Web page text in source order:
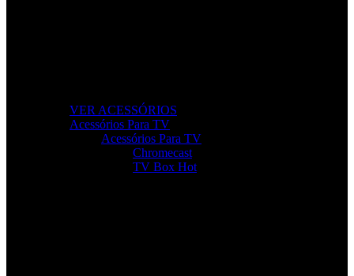
VER ACESSÓRIOS
Acessórios Para TV
Acessórios Para TV
Chromecast
TV Box Hot